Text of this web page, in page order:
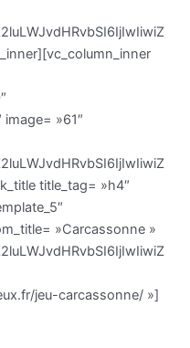
»61″
title_tag= »h4″
»Carcassonne »
jeu-carcassonne/ »]